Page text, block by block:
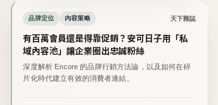
品牌定位 內容策略 天下雜誌
有百萬會員還是得靠促銷？安可日子用「私
域內容池」讓企業圈出忠誠粉絲
深度解析 Encore 的品牌行銷方法論，以及如何在碎
片化時代建立有效的消費者連結。